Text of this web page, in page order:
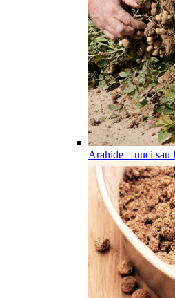
Arahide – nuci sau